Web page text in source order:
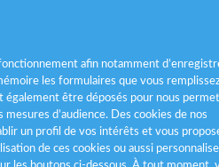
mangez 5 fruits et
afin notamment
les formulaires que vous
également être déposés pour nous
d’audience. Des cookies de nos
un profil de vos intérêts et vous
de ces cookies ou aussi